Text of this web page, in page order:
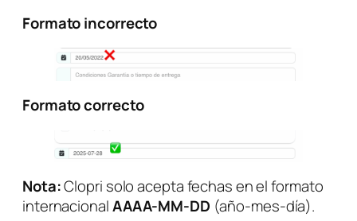
Formato incorrecto
Formato correcto
Nota:Clopri solo acepta fechas en el formato
internacionalAAAA-MM-DD (año-mes-día).